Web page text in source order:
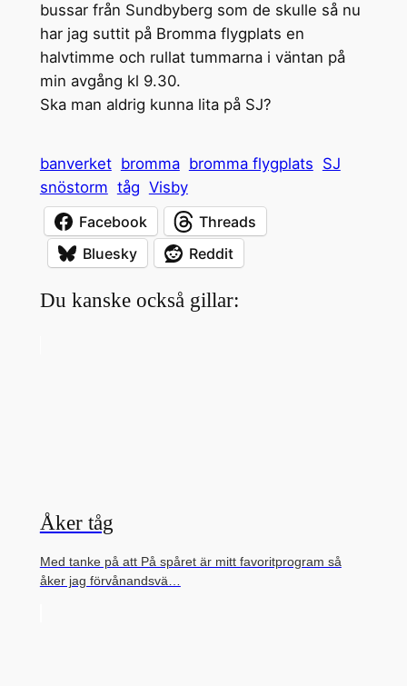
bussar från Sundbyberg som de skulle så nu
har jag suttit på Bromma flygplats en
halvtimme och rullat tummarna i väntan på
min avgång kl 9.30.
Ska man aldrig kunna lita på SJ?
banverket bromma bromma flygplats SJ
snöstorm tåg Visby
Facebook
Threads
Bluesky
Reddit
Du kanske också gillar:
Åker tåg
Med tanke på att På spåret är mitt favoritprogram så
åker jag förvånandsvä…